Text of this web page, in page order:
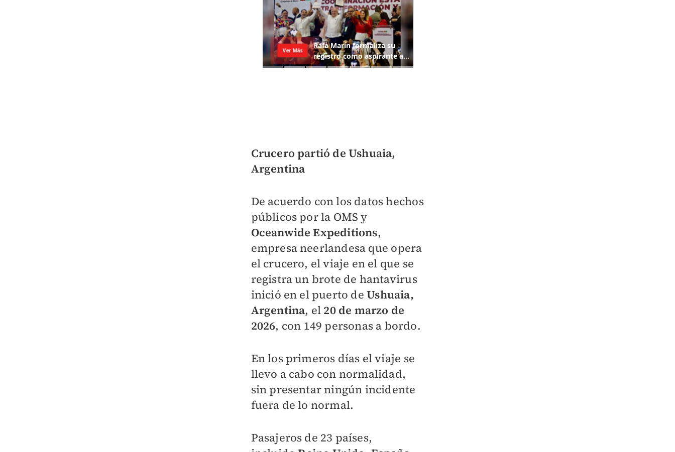
Crucero partió de Ushuaia,
Argentina
De acuerdo con los datos hechos
públicos por la OMS y
Oceanwide Expeditions,
empresa neerlandesa que opera
el crucero, el viaje en el que se
registra un brote de hantavirus
inició en el puerto de Ushuaia,
Argentina, el 20 de marzo de
2026, con 149 personas a bordo.
En los primeros días el viaje se
llevo a cabo con normalidad,
sin presentar ningún incidente
fuera de lo normal.
Pasajeros de 23 países,